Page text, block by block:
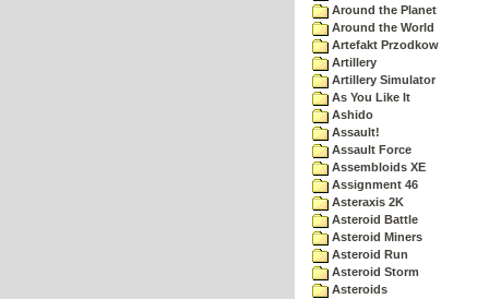
Around the Planet
Around the World
Artefakt Przodkow
Artillery
Artillery Simulator
As You Like It
Ashido
Assault!
Assault Force
Assembloids XE
Assignment 46
Asteraxis 2K
Asteroid Battle
Asteroid Miners
Asteroid Run
Asteroid Storm
Asteroids